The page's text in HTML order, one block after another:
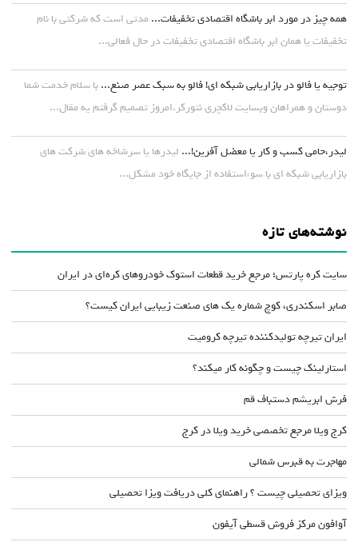
همه چیز در مورد ابر باشگاه اقتصادی تخفیفات... مدتی است که شرکتی با نام
تخفیفات یا همان ابر باشگاه اقتصادی تخفیفات در حال فعالی...
توجیه یا فالو در بازاریابی شبکه ای! فالو به سبک عصر صنع... با سلام خدمت شما
دوستان و همراهان وبسایت لاکچری نتورکر.امروز تصمیم گرفتم یه مقال...
لیدر،حامی کسب و کار یا معضل آفرین!... لیدرها یا سرشاخه های شرکت های
بازاریابی شبکه ای با سوءاستفاده از جایگاه خود مشکل...
نوشته‌های تازه
سایت کره پارتس؛ مرجع خرید قطعات استوک خودروهای کره‌ای در ایران
صابر اسکندری، کوچ شماره یک های صنعت زیبایی ایران کیست؟
ایران تیرچه تولیدکننده تیرچه کرومیت
استارلینک چیست و چگونه کار میکند؟
فرش ابریشم دستباف قم
کرج ویلا مرجع تخصصی خرید ویلا در کرج
مهاجرت به قبرس شمالی
ویزای تحصیلی چیست ؟ راهنمای کلی دریافت ویزا تحصیلی
آوافون مرکز فروش قسطی آیفون